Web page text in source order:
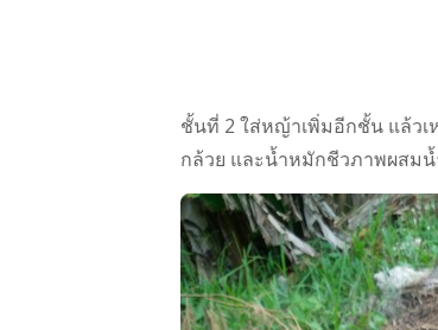
ชั้นที่​ 2 ใส่หญ้า​เพิ่มอีกชั้น แล้ว
กล้วย และน้ำหมักชีวภาพ​ผสมน้